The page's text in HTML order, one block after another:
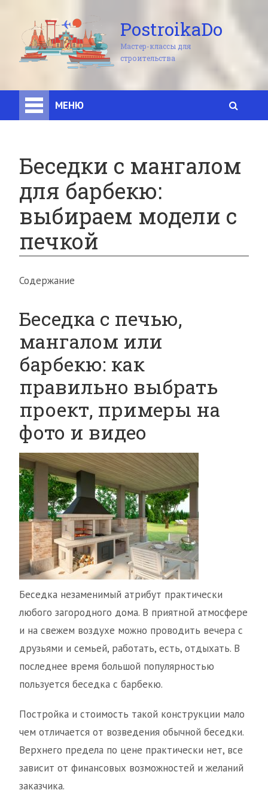
PostroikaDo
Мастер-классы для
строительства
МЕНЮ
Беседки с мангалом
для барбекю:
выбираем модели с
печкой
Содержание
Беседка с печью,
мангалом или
барбекю: как
правильно выбрать
проект, примеры на
фото и видео
Беседка незаменимый атрибут практически
любого загородного дома. В приятной атмосфере
и на свежем воздухе можно проводить вечера с
друзьями и семьей, работать, есть, отдыхать. В
последнее время большой популярностью
пользуется беседка с барбекю.
Постройка и стоимость такой конструкции мало
чем отличается от возведения обычной беседки.
Верхнего предела по цене практически нет, все
зависит от финансовых возможностей и желаний
заказчика.